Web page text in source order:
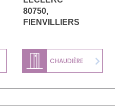
80750,
FIENVILLIERS
CHAUDIÈRE
Next